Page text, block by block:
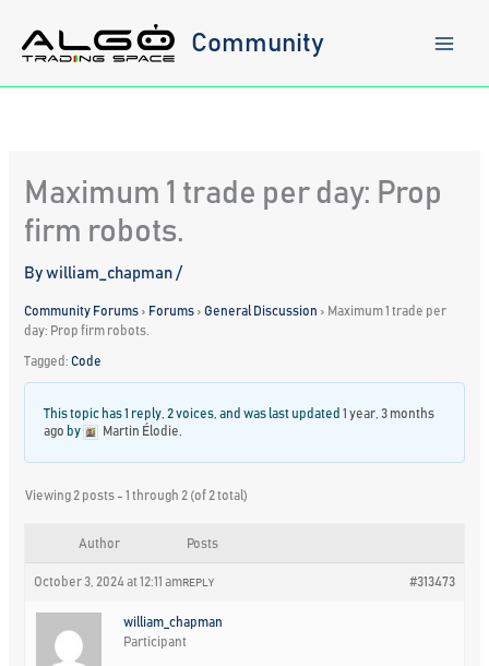
content
Community
Maximum 1 trade per day: Prop
firm robots.
Bywilliam_chapman/
Community Forums › Forums › General Discussion › Maximum 1 trade per
day: Prop firm robots.
Tagged:Code
This topic has 1 reply, 2 voices, and was last updated1 year, 3 months
ago by Martin Élodie
Viewing 2 posts - 1 through 2 (of 2 total)
Author Posts
October 3, 2024 at 12:11 am #313473
REPLY
william_chapman
Participant